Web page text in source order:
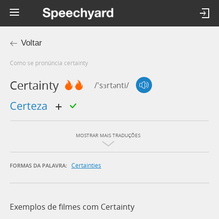
Voltar
Como se pronúncia certainty
Certainty /'sɜrtənti/
certeza
MOSTRAR MAIS TRADUÇÕES
FORMAS DA PALAVRA: Certainties
Exemplos de filmes com Certainty